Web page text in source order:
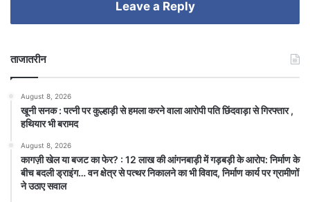
Leave a Reply
ताजातरीन
August 8, 2026
खूनी सनक : पत्नी पर कुल्हाड़ी से हमला करने वाला आरोपी पति छिंदवाड़ा से गिरफ्तार ,
हथियार भी बरामद
August 8, 2026
कागज़ी खेल या बजट का फेर? : 12 लाख की आंगनबाड़ी में गड़बड़ी के आरोप: निर्माण के
बीच बदली ड्राइंग… वन क्षेत्र से पत्थर निकालने का भी विवाद, निर्माण कार्य पर ग्रामीणों
ने उठाए सवाल